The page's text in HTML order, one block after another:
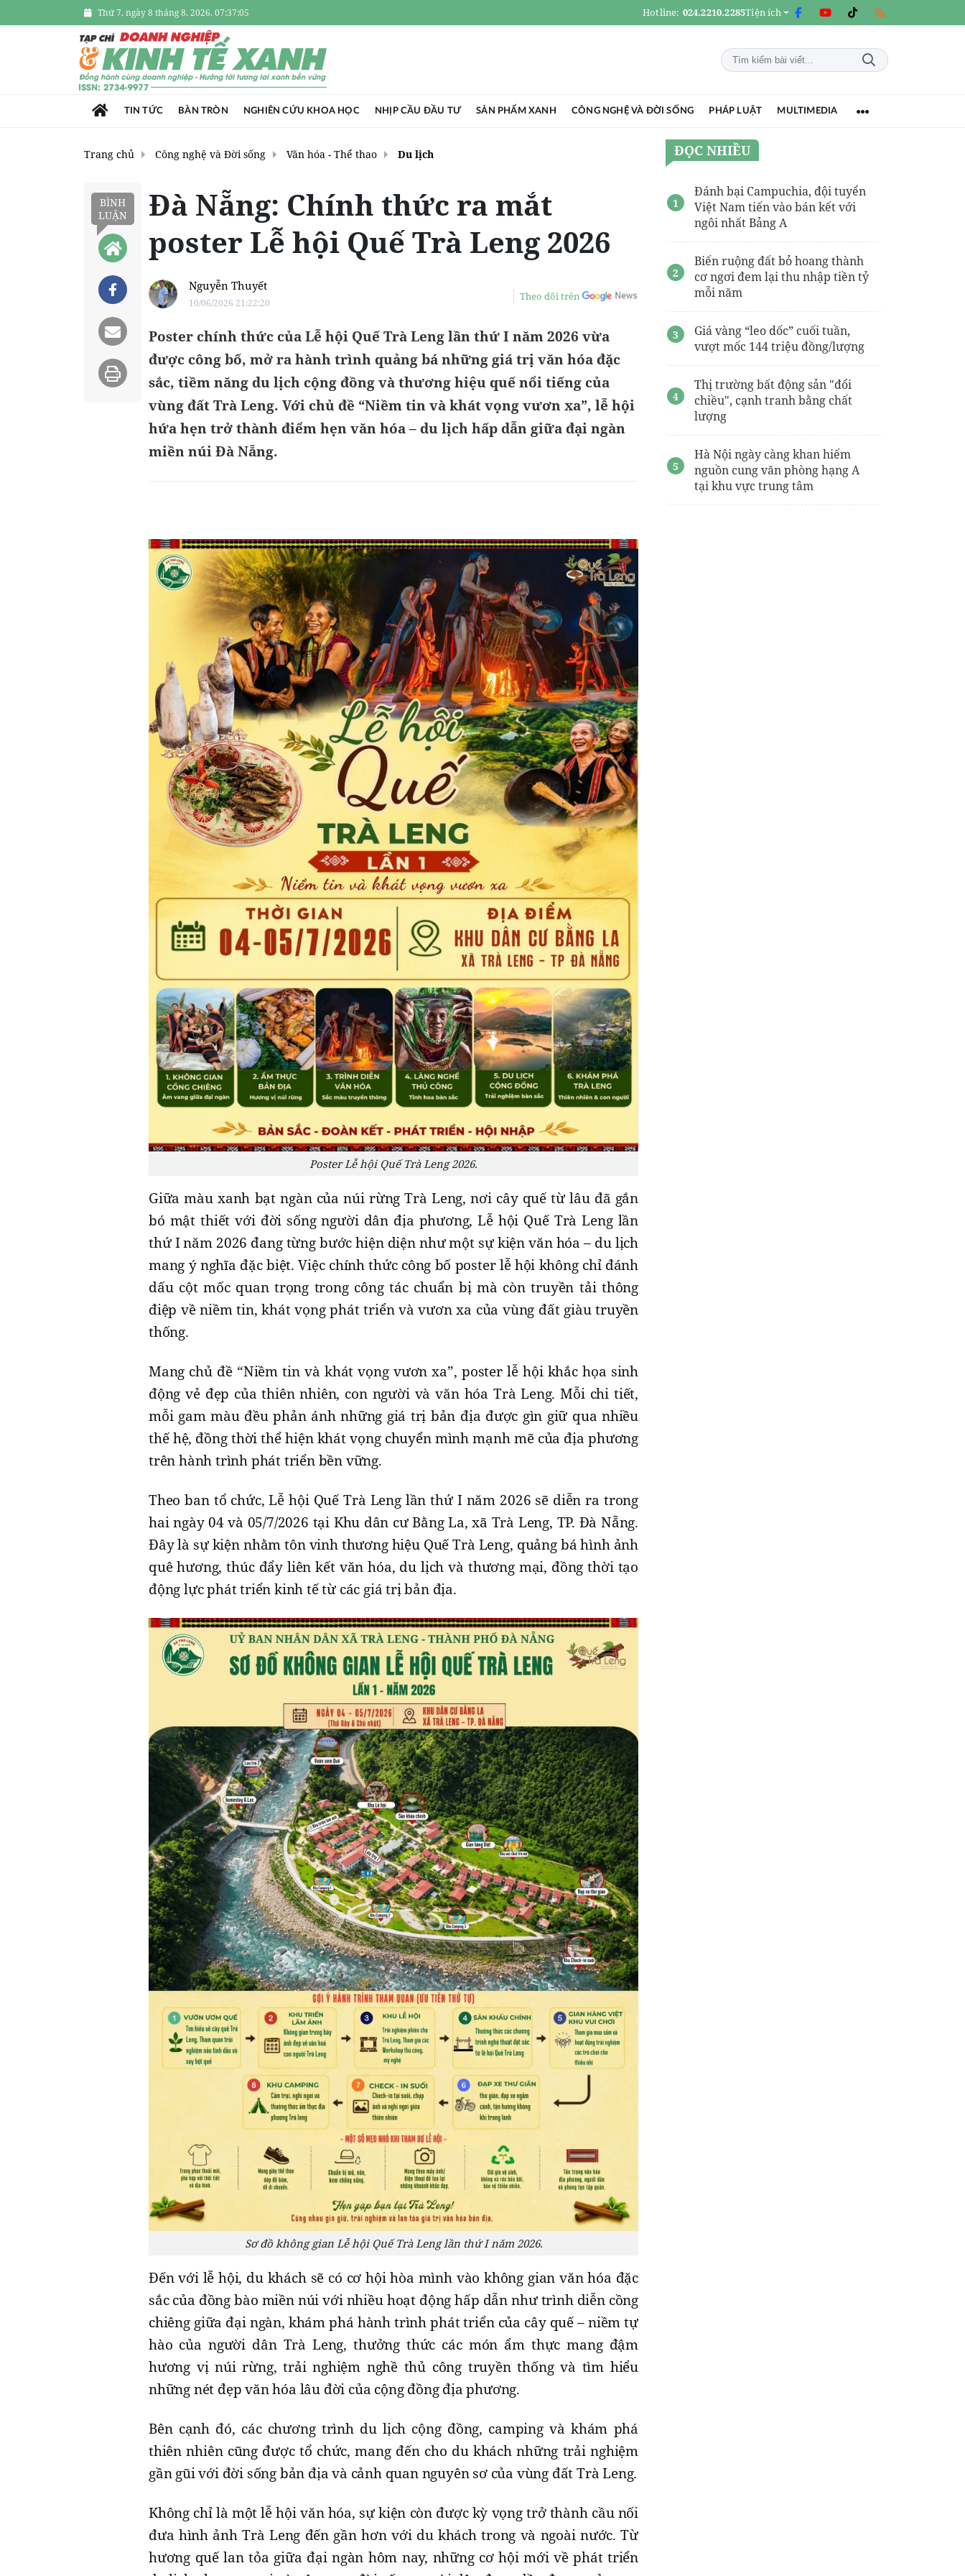
Thứ 7, ngày 8 tháng 8, 2026, 07:37:06 Hotline: 024.2210.2285Tiện ích
TIN TỨC BÀN TRÒN NGHIÊN CỨU KHOA HỌC NHỊP CẦU ĐẦU TƯ SẢN PHẨM XANH CÔNG NGHỆ VÀ ĐỜI SỐNG PHÁP LUẬT MULTIMEDIA
Trang chủ Công nghệ và Đời sống Văn hóa - Thể thao Du lịch
BÌNH
LUẬN
Đà Nẵng: Chính thức ra mắt
poster Lễ hội Quế Trà Leng 2026
Nguyễn Thuyết
10/06/2026 21:22:20
Theo dõi trên
Poster chính thức của Lễ hội Quế Trà Leng lần thứ I năm 2026 vừa
được công bố, mở ra hành trình quảng bá những giá trị văn hóa đặc
sắc, tiềm năng du lịch cộng đồng và thương hiệu quế nổi tiếng của
vùng đất Trà Leng. Với chủ đề “Niềm tin và khát vọng vươn xa”, lễ hội
hứa hẹn trở thành điểm hẹn văn hóa – du lịch hấp dẫn giữa đại ngàn
miền núi Đà Nẵng.
Poster Lễ hội Quế Trà Leng 2026.
Giữa màu xanh bạt ngàn của núi rừng Trà Leng, nơi cây quế từ lâu đã gắn
bó mật thiết với đời sống người dân địa phương, Lễ hội Quế Trà Leng lần
thứ I năm 2026 đang từng bước hiện diện như một sự kiện văn hóa – du lịch
mang ý nghĩa đặc biệt. Việc chính thức công bố poster lễ hội không chỉ đánh
dấu cột mốc quan trọng trong công tác chuẩn bị mà còn truyền tải thông
điệp về niềm tin, khát vọng phát triển và vươn xa của vùng đất giàu truyền
thống.
Mang chủ đề “Niềm tin và khát vọng vươn xa”, poster lễ hội khắc họa sinh
động vẻ đẹp của thiên nhiên, con người và văn hóa Trà Leng. Mỗi chi tiết,
mỗi gam màu đều phản ánh những giá trị bản địa được gìn giữ qua nhiều
thế hệ, đồng thời thể hiện khát vọng chuyển mình mạnh mẽ của địa phương
trên hành trình phát triển bền vững.
Theo ban tổ chức, Lễ hội Quế Trà Leng lần thứ I năm 2026 sẽ diễn ra trong
hai ngày 04 và 05/7/2026 tại Khu dân cư Bằng La, xã Trà Leng, TP. Đà Nẵng.
Đây là sự kiện nhằm tôn vinh thương hiệu Quế Trà Leng, quảng bá hình ảnh
quê hương, thúc đẩy liên kết văn hóa, du lịch và thương mại, đồng thời tạo
động lực phát triển kinh tế từ các giá trị bản địa.
Sơ đồ không gian Lễ hội Quế Trà Leng lần thứ I năm 2026.
Đến với lễ hội, du khách sẽ có cơ hội hòa mình vào không gian văn hóa đặc
sắc của đồng bào miền núi với nhiều hoạt động hấp dẫn như trình diễn cồng
chiêng giữa đại ngàn, khám phá hành trình phát triển của cây quế – niềm tự
hào của người dân Trà Leng, thưởng thức các món ẩm thực mang đậm
hương vị núi rừng, trải nghiệm nghề thủ công truyền thống và tìm hiểu
những nét đẹp văn hóa lâu đời của cộng đồng địa phương.
Bên cạnh đó, các chương trình du lịch cộng đồng, camping và khám phá
thiên nhiên cũng được tổ chức, mang đến cho du khách những trải nghiệm
gần gũi với đời sống bản địa và cảnh quan nguyên sơ của vùng đất Trà Leng.
Không chỉ là một lễ hội văn hóa, sự kiện còn được kỳ vọng trở thành cầu nối
đưa hình ảnh Trà Leng đến gần hơn với du khách trong và ngoài nước. Từ
hương quế lan tỏa giữa đại ngàn hôm nay, những cơ hội mới về phát triển
ĐỌC NHIỀU
Đánh bại Campuchia, đội tuyển
Việt Nam tiến vào bán kết với
ngôi nhất Bảng A
Biến ruộng đất bỏ hoang thành
cơ ngơi đem lại thu nhập tiền tỷ
mỗi năm
Giá vàng “leo dốc” cuối tuần,
vượt mốc 144 triệu đồng/lượng
Thị trường bất động sản "đổi
chiều", cạnh tranh bằng chất
lượng
Hà Nội ngày càng khan hiếm
nguồn cung văn phòng hạng A
tại khu vực trung tâm